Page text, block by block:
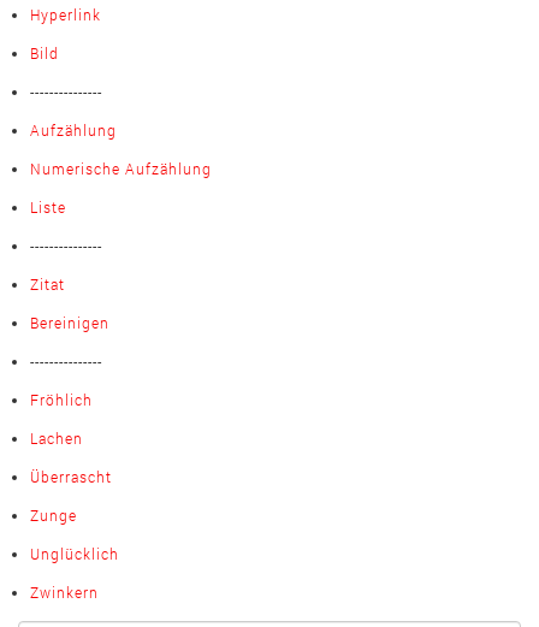
Hyperlink
Bild
---------------
Aufzählung
Numerische Aufzählung
Liste
---------------
Zitat
Bereinigen
---------------
Fröhlich
Lachen
Überrascht
Zunge
Unglücklich
Zwinkern